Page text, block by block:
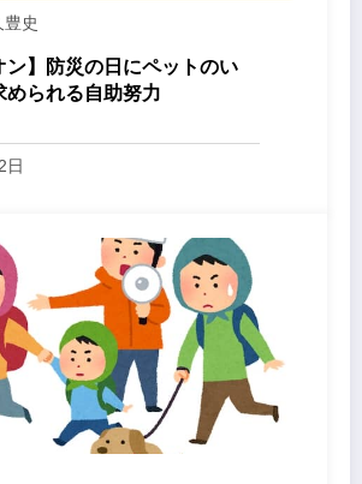
史
ン】防災の日にペットのい
められる自助努力
日